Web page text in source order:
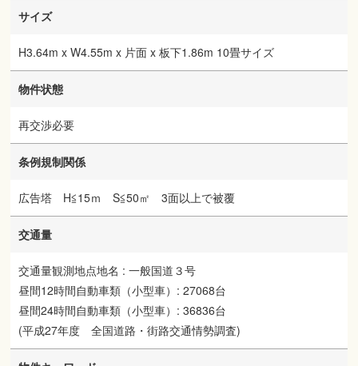
サイズ
H3.64m x W4.55m x 片面 x 板下1.86m 10畳サイズ
物件状態
再交渉必要
条例規制関係
広告塔 H≦15ｍ S≦50㎡ 3面以上で被覆
交通量
交通量観測地点地名 : 一般国道３号
昼間12時間自動車類（小型車）: 27068台
昼間24時間自動車類（小型車）: 36836台
(平成27年度 全国道路・街路交通情勢調査)